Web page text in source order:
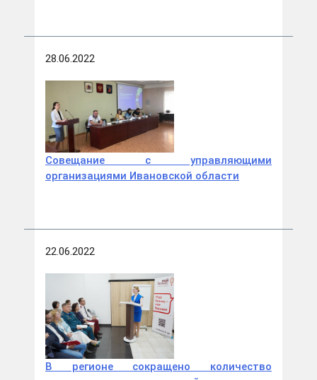
28.06.2022
Совещание с управляющими
организациями Ивановской области
22.06.2022
В регионе сокращено количество